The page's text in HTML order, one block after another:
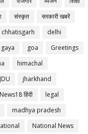
संस्कृत
सरकारी खबरें
chhatisgarh
delhi
gaya goa
Greetings
himachal
JDU
jharkhand
हिंदी
legal
madhya pradesh
National News